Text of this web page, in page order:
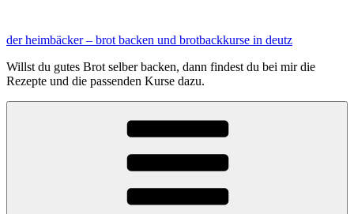
springen
der heimbäcker – brot backen und brotbackkurse in deutz
Willst du gutes Brot selber backen, dann findest du bei mir die
Rezepte und die passenden Kurse dazu.